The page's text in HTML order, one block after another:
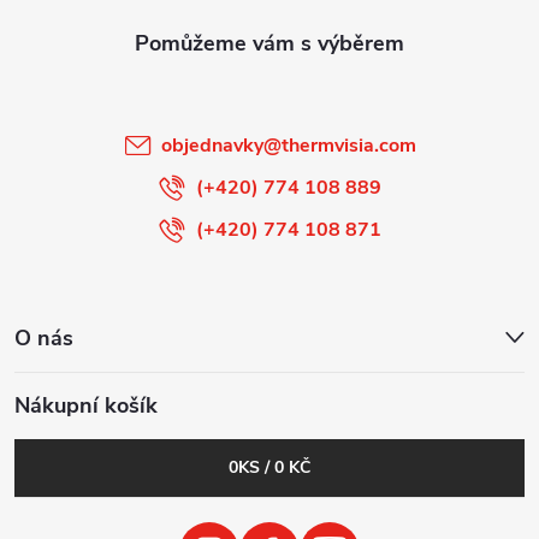
objednavky@thermvisia.com
(+420) 774 108 889
(+420) 774 108 871
O nás
Nákupní košík
0KS /0 KČ